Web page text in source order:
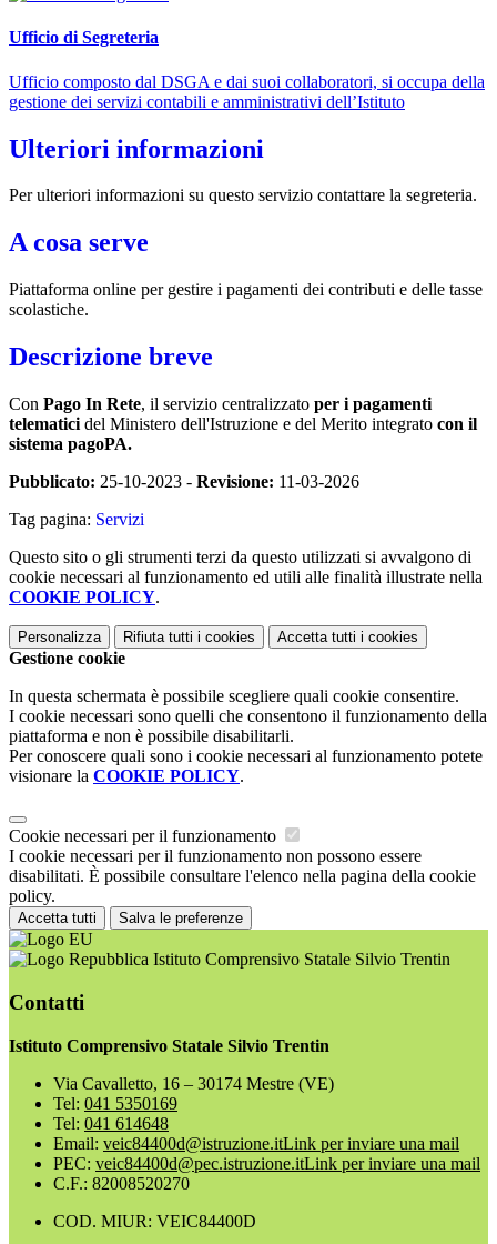
Ufficio di Segreteria
Ufficio composto dal DSGA e dai suoi collaboratori, si occupa della
gestione dei servizi contabili e amministrativi dell’Istituto
Ulteriori informazioni
Per ulteriori informazioni su questo servizio contattare la segreteria.
A cosa serve
Piattaforma online per gestire i pagamenti dei contributi e delle tasse
scolastiche.
Descrizione breve
Con Pago In Rete, il servizio centralizzato per i pagamenti
telematici del Ministero dell'Istruzione e del Merito integrato con il
sistema pagoPA.
Pubblicato: 25-10-2023 - Revisione: 11-03-2026
Tag pagina: Servizi
Questo sito o gli strumenti terzi da questo utilizzati si avvalgono di
cookie necessari al funzionamento ed utili alle finalità illustrate nella
COOKIE POLICY.
Personalizza Rifiuta tutti i cookies Accetta tutti i cookies
Gestione cookie
In questa schermata è possibile scegliere quali cookie consentire.
I cookie necessari sono quelli che consentono il funzionamento della
piattaforma e non è possibile disabilitarli.
Per conoscere quali sono i cookie necessari al funzionamento potete
visionare la COOKIE POLICY.
Cookie necessari per il funzionamento
I cookie necessari per il funzionamento non possono essere
disabilitati. È possibile consultare l'elenco nella pagina della cookie
policy.
Accetta tutti Salva le preferenze
Istituto Comprensivo Statale Silvio Trentin
Contatti
Istituto Comprensivo Statale Silvio Trentin
Via Cavalletto, 16 – 30174 Mestre (VE)
Tel: 041 5350169
Tel: 041 614648
Email: veic84400d@istruzione.itLink per inviare una mail
PEC: veic84400d@pec.istruzione.itLink per inviare una mail
C.F.: 82008520270
COD. MIUR: VEIC84400D